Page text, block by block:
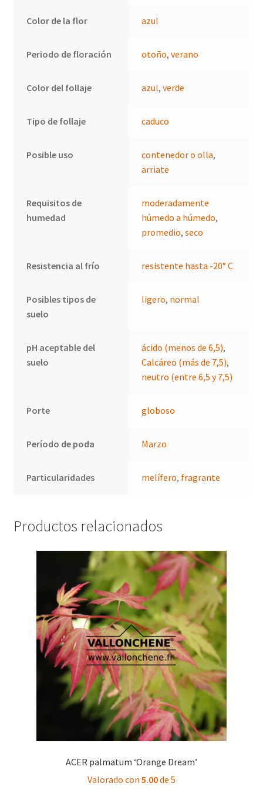
Color de la flor azul
Periodo de floración otoño,verano
Color del follaje azul,verde
Tipo de follaje caduco
Posible uso contenedor o olla,
arriate
Requisitos de
humedad
moderadamente
húmedo a húmedo,
promedio,seco
Resistencia al frío resistente hasta -20° C
Posibles tipos de
suelo
ligero, normal
pH aceptable del
suelo
ácido (menos de 6,5),
Calcáreo (más de 7,5),
neutro (entre 6,5 y 7,5)
Porte globoso
Período de poda Marzo
Particularidades melífero, fragrante
Productos relacionados
ACER palmatum ‘Orange Dream’
Valorado con 5.00de 5